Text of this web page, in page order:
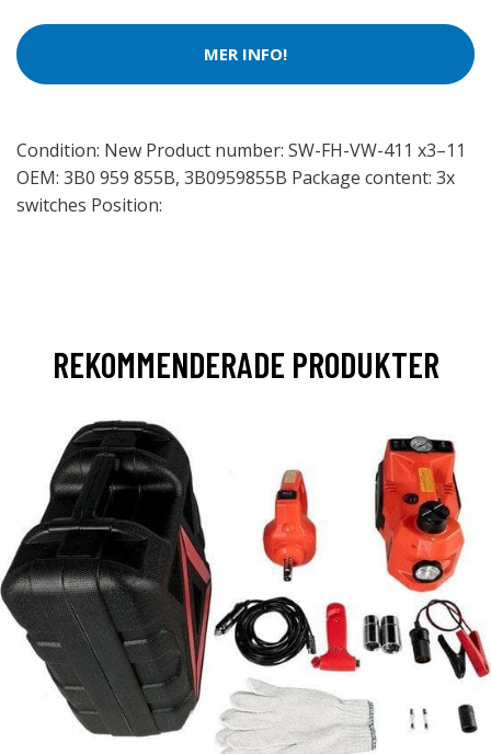
MER INFO!
Condition: New Product number: SW-FH-VW-411 x3–11
OEM: 3B0 959 855B, 3B0959855B Package content: 3x
switches Position:
REKOMMENDERADE PRODUKTER